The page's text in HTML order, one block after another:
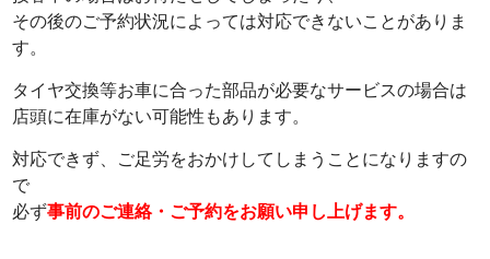
その後のご予約状況によっては対応できないことがありま
す。
タイヤ交換等お車に合った部品が必要なサービスの場合は
店頭に在庫がない可能性もあります。
対応できず、ご足労をおかけしてしまうことになりますの
で
必ず事前のご連絡・ご予約をお願い申し上げます。